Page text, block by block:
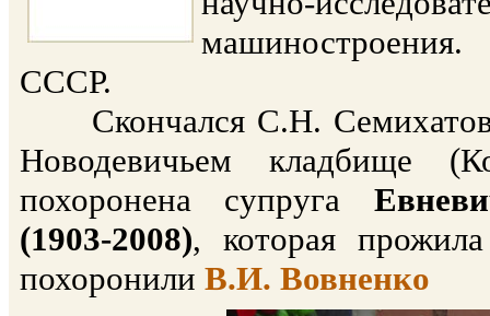
СССР.
Скончался С.Н. Семихатов
Новодевичьем кладбище
похоронена супруга
(1903-2008), которая
похоронили В.И. Вовненко